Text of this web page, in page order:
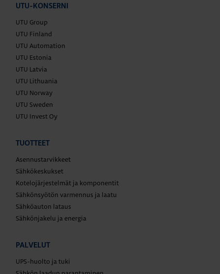
UTU-KONSERNI
UTU Group
UTU Finland
UTU Automation
UTU Estonia
UTU Latvia
UTU Lithuania
UTU Norway
UTU Sweden
UTU Invest Oy
TUOTTEET
Asennustarvikkeet
Sähkökeskukset
Kotelojärjestelmät ja komponentit
Sähkönsyötön varmennus ja laatu
Sähköauton lataus
Sähkönjakelu ja energia
PALVELUT
UPS-huolto ja tuki